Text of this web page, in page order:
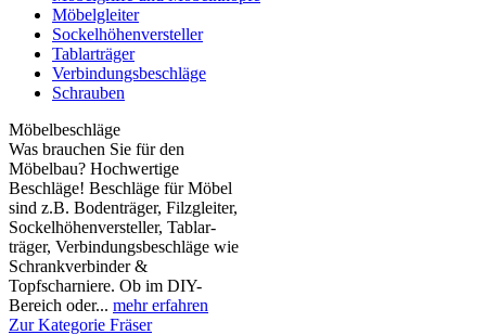
Möbelgleiter
Sockelhöhenversteller
Tablarträger
Verbindungsbeschläge
Schrauben
Möbelbeschläge
Was brauchen Sie für den
Möbelbau? Hochwertige
Beschläge! Beschläge für Möbel
sind z.B. Boden­träger, Filzgleiter,
Sockelhöhen­versteller, Tablar­
träger, Verbindungs­beschläge wie
Schrank­verbinder &
Topfscharniere. Ob im DIY-
Bereich oder... mehr erfahren
Zur Kategorie Fräser